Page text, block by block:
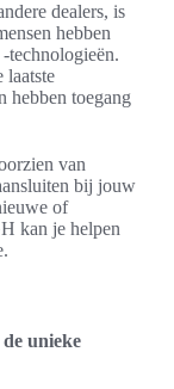
dealers, is
hebben
technologieën.
laatste
hebben toegang
van
bij jouw
of
kan je helpen
unieke